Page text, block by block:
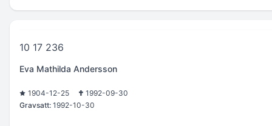
10 17 236
Eva Mathilda Andersson
1904-12-25
1992-09-30
Gravsatt: 1992-10-30